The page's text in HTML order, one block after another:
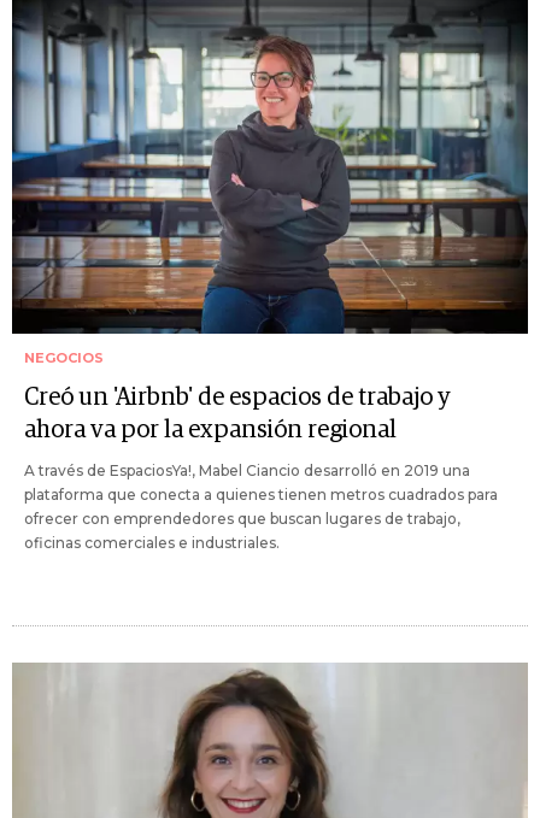
NEGOCIOS
Creó un 'Airbnb' de espacios de trabajo y
ahora va por la expansión regional
A través de EspaciosYa!, Mabel Ciancio desarrolló en 2019 una
plataforma que conecta a quienes tienen metros cuadrados para
ofrecer con emprendedores que buscan lugares de trabajo,
oficinas comerciales e industriales.